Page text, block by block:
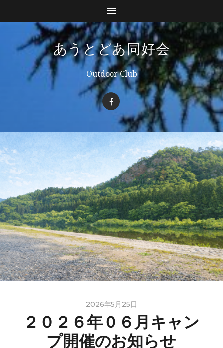
あうとどあ同好会
Outdoor Club
2026年5月25日
２０２６年０６月キャン
プ開催のお知らせ